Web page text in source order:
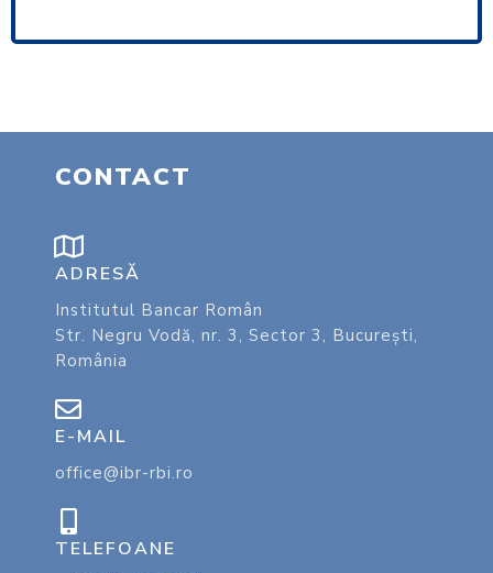
CONTACT
ADRESĂ
Institutul Bancar Român
Str. Negru Vodă, nr. 3, Sector 3, București,
România
E-MAIL
office@ibr-rbi.ro
TELEFOANE